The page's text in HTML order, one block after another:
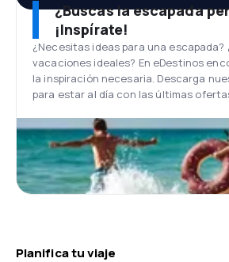
¿Buscas la escapada
¡Inspírate!
¿Necesitas ideas para una escapada?
vacaciones ideales? En eDestinos
la inspiración necesaria. Descarga
para estar al día con las últimas
Planifica tu viaje